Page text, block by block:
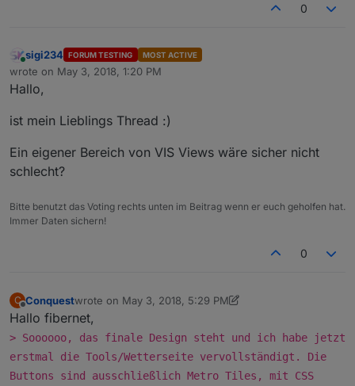
0
Online
sigi234 FORUM TESTING MOST ACTIVE
wrote on May 3, 2018, 1:20 PM
last edited by
Hallo,
ist mein Lieblings Thread :)
Ein eigener Bereich von VIS Views wäre sicher nicht
schlecht?
Bitte benutzt das Voting rechts unten im Beitrag wenn er euch geholfen hat.
Immer Daten sichern!
0
C
Offline
Conquestwrote on May 3, 2018, 5:29 PM
last edited by Jey Cee Jul 19, 2019, 3:32 PM
Hallo fibernet,
> Soooooo, das finale Design steht und ich habe jetzt
erstmal die Tools/Wetterseite vervollständigt. Die
Buttons sind ausschließlich Metro Tiles, mit CSS